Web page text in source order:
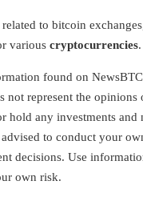
related to bitcoin
various cryptocurrencies.
found on
not represent the opinions
hold any investments and
to conduct your
decisions. Use
own risk.